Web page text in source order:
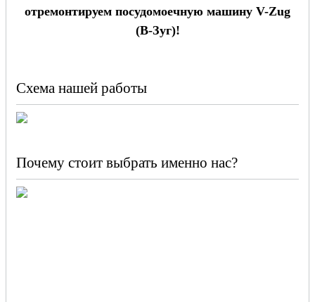
отремонтируем посудомоечную машину V-Zug
(В-Зуг)!
Схема нашей работы
Почему стоит выбрать именно нас?